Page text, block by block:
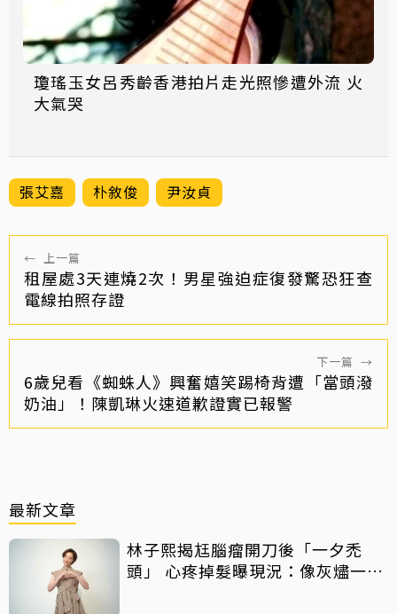
瓊瑤玉女呂秀齡香港拍片走光照慘遭外流 火
大氣哭
張艾嘉 朴敘俊 尹汝貞
← 上一篇
租屋處3天連燒2次！男星強迫症復發驚恐狂查
電線拍照存證
下一篇 →
6歲兒看《蜘蛛人》興奮嬉笑踢椅背遭「當頭潑
奶油」！陳凱琳火速道歉證實已報警
最新文章
林子熙揭尪腦瘤開刀後「一夕禿
頭」 心疼掉髮曝現況：像灰燼一直